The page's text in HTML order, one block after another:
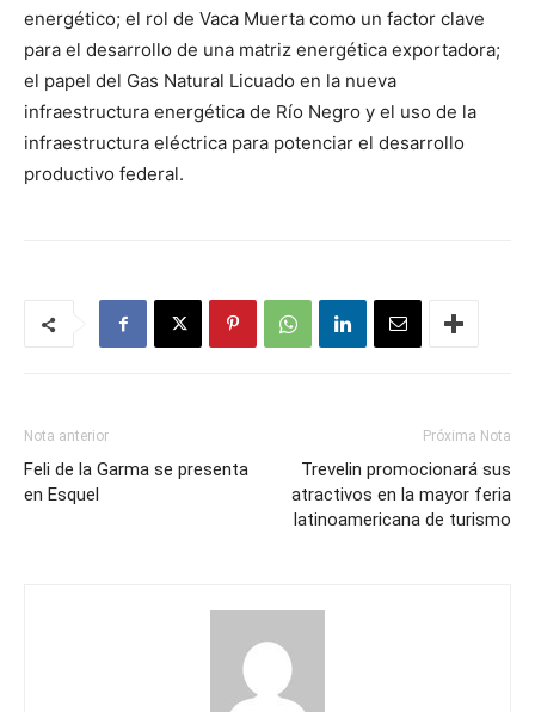
energético; el rol de Vaca Muerta como un factor clave
para el desarrollo de una matriz energética exportadora;
el papel del Gas Natural Licuado en la nueva
infraestructura energética de Río Negro y el uso de la
infraestructura eléctrica para potenciar el desarrollo
productivo federal.
Nota anterior
Feli de la Garma se presenta
en Esquel
Próxima Nota
Trevelin promocionará sus
atractivos en la mayor feria
latinoamericana de turismo